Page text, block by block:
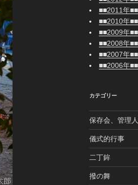
■■2011年■■
■■2010年■■
■■2009年■■
■■2008年■■
■■2007年■■
■■2006年■■
カテゴリー
保存会、管理
儀式的行事
二丁鉾
撥の舞